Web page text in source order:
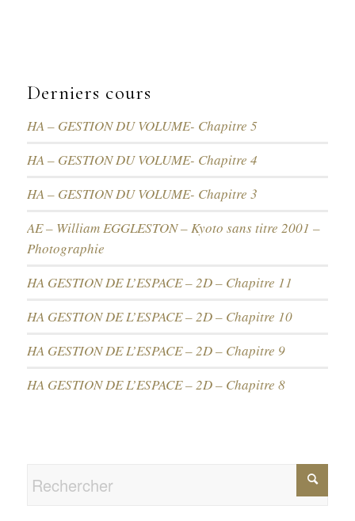
Derniers cours
HA – GESTION DU VOLUME- Chapitre 5
HA – GESTION DU VOLUME- Chapitre 4
HA – GESTION DU VOLUME- Chapitre 3
AE – William EGGLESTON – Kyoto sans titre 2001 –
Photographie
HA GESTION DE L’ESPACE – 2D – Chapitre 11
HA GESTION DE L’ESPACE – 2D – Chapitre 10
HA GESTION DE L’ESPACE – 2D – Chapitre 9
HA GESTION DE L’ESPACE – 2D – Chapitre 8